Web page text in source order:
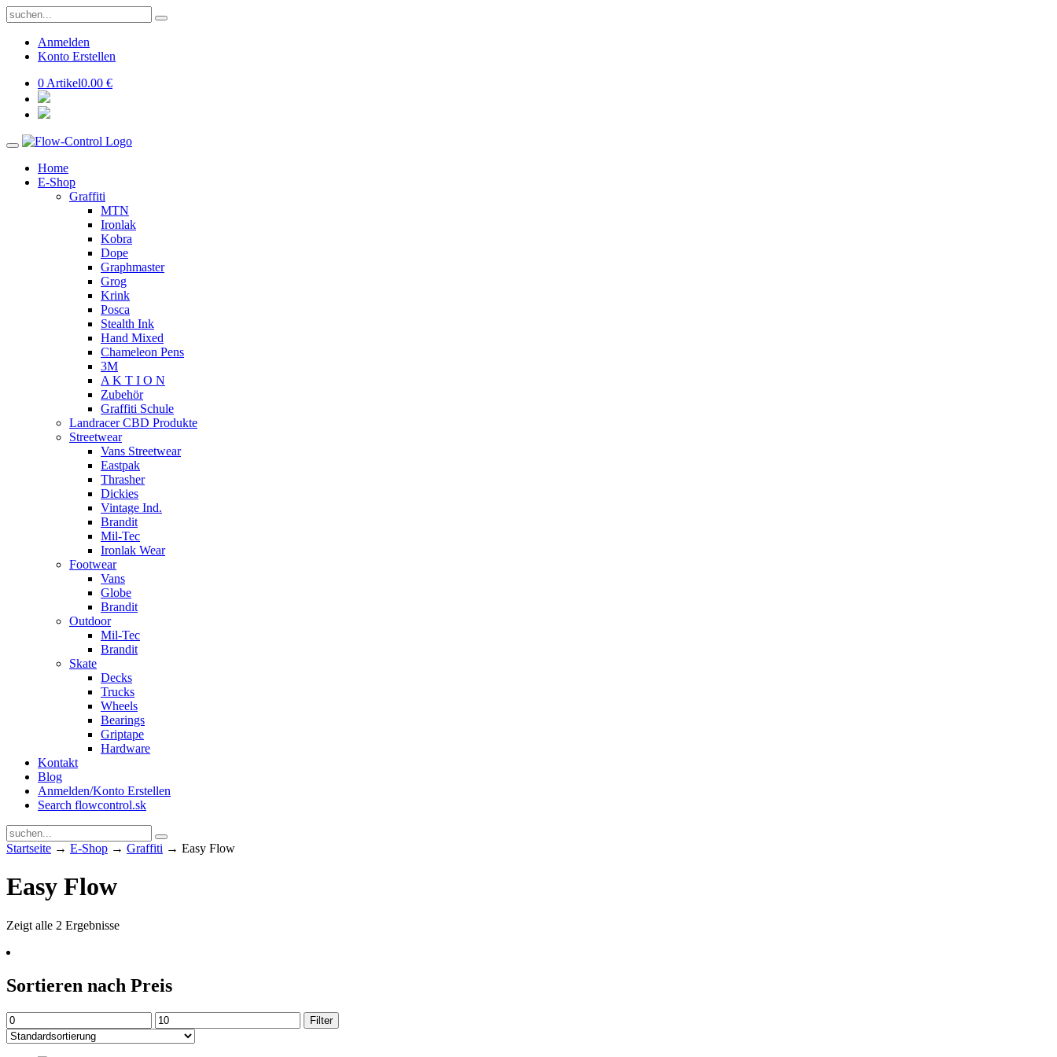
Anmelden
Konto Erstellen
0 Artikel0.00 €
Home
E-Shop
Graffiti
MTN
Ironlak
Kobra
Dope
Graphmaster
Grog
Krink
Posca
Stealth Ink
Hand Mixed
Chameleon Pens
3M
A K T I O N
Zubehör
Graffiti Schule
Landracer CBD Produkte
Streetwear
Vans Streetwear
Eastpak
Thrasher
Dickies
Vintage Ind.
Brandit
Mil-Tec
Ironlak Wear
Footwear
Vans
Globe
Brandit
Outdoor
Mil-Tec
Brandit
Skate
Decks
Trucks
Wheels
Bearings
Griptape
Hardware
Kontakt
Blog
Anmelden/Konto Erstellen
Search flowcontrol.sk
Startseite → E-Shop → Graffiti → Easy Flow
Easy Flow
Zeigt alle 2 Ergebnisse
Sortieren nach Preis
Min.
Preis
Max.
Preis
Filter